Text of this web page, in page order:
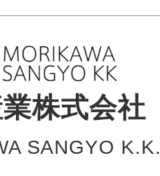
株式会社
SANGYO K.K.